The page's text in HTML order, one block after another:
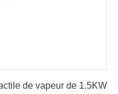
de vapeur de 1.5KW